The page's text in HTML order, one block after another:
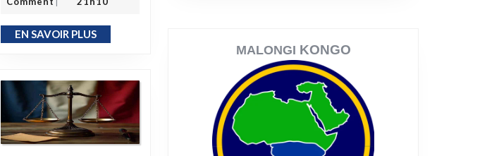
EN SAVOIR PLUSEN SAVOIR PLUS
MALONGI KONGO